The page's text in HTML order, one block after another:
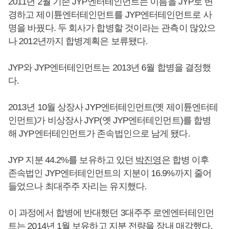
경하고 제이튠엔터테인먼트를 JYP엔터테인먼트로 사
명을 바꿨다. 두 회사가 합병할 것이라는 관측이 많았으
나 2012년까지 합병계획은 보류됐다.
JYP와 JYP엔터테인먼트는 2013년 6월 합병을 결정했
다.
2013년 10월 상장사 JYP엔터테인먼트(옛 제이튠엔터테
인먼트)가 비상장사 JYP(옛 JYP엔터테인먼트)를 합병
해 JYP엔터테인먼트가 존속법인으로 남게 됐다.
JYP 지분 44.2%를 보유하고 있던 박진영은 합병 이후
존속법인 JYP엔터테인먼트의 지분이 16.9%까지 줄어
들었으나 최대주주 자리는 유지했다.
이 과정에서 합병에 반대했던 3대주주 로엔엔터테인먼
트는 2014년 1월 보유하고 지분 전량을 장내 매각했다.